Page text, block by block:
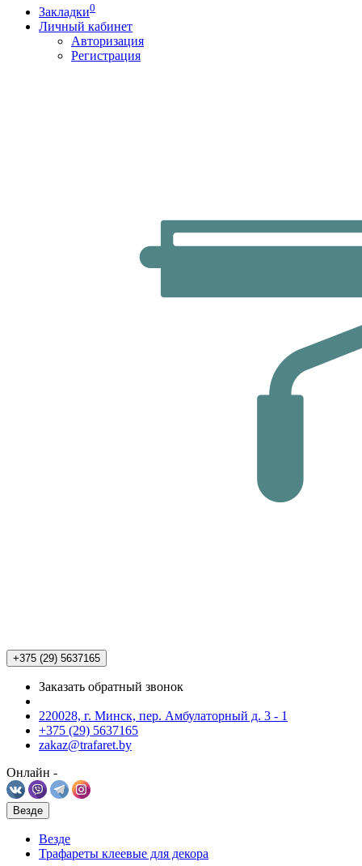
Закладки0
Личный кабинет
Авторизация
Регистрация
+375 (29) 5637165
Заказать обратный звонок
220028, г. Минск, пер. Амбулаторный д. 3 - 1
+375 (29) 5637165
zakaz@trafaret.by
Онлайн -
Везде
Везде
Трафареты клеевые для декора